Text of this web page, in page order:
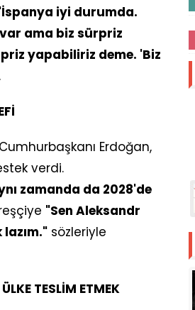
iyi durumda.
ama biz sürpriz
yapabiliriz deme. 'Biz
Erdoğan,
verdi.
zamanda da 2028'de
"Sen Aleksandr
sözleriyle
TESLİM ETMEK